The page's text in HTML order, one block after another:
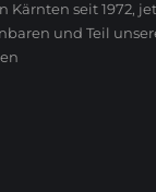
Kärnten seit 1972,
und Teil